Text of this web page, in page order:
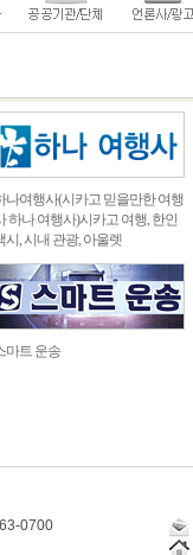
나여행사(시카고 믿을만한 여행
하나 여행사)시카고 여행, 한인
시, 시내 관광, 아울렛
마트 운송
0700